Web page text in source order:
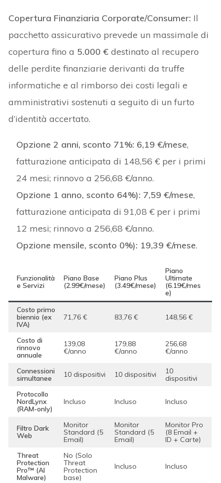
Copertura Finanziaria Corporate/Consumer: Il
pacchetto assicurativo prevede un massimale di
copertura fino a 5.000 € destinato al recupero
delle perdite finanziarie derivanti da truffe
informatiche e al rimborso dei costi legali e
amministrativi sostenuti a seguito di un furto
d’identità accertato.
Opzione 2 anni, sconto 71%: 6,19 €/mese,
fatturazione anticipata di 148,56 € per i primi
24 mesi; rinnovo a 256,68 €/anno.
Opzione 1 anno, sconto 64%): 7,59 €/mese,
fatturazione anticipata di 91,08 € per i primi
12 mesi; rinnovo a 256,68 €/anno.
Opzione mensile, sconto 0%): 19,39 €/mese.
Funzionalità
e Servizi
Piano Base
(2.99€/mese)
Piano Plus
(3.49€/mese)
Piano
Ultimate
(6.19€/mes
e)
Costo primo
biennio (ex
IVA)
71,76 € 83,76 € 148,56 €
Costo di
rinnovo
annuale
139,08
€/anno
179,88
€/anno
256,68
€/anno
Connessioni
simultanee
10 dispositivi 10 dispositivi
10
dispositivi
Protocollo
NordLynx
(RAM-only)
Incluso Incluso Incluso
Filtro Dark
Web
Monitor
Standard (5
Email)
Monitor
Standard (5
Email)
Monitor Pro
(8 Email +
ID + Carte)
Threat
Protection
Pro™ (AI
Malware)
No (Solo
Threat
Protection
base)
Incluso Incluso